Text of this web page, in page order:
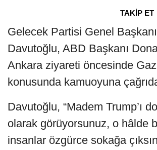
TAKİP ET
Gelecek Partisi Genel
Davutoğlu, ABD Başkanı
Ankara ziyareti öncesinde
konusunda kamuoyuna
Davutoğlu, “Madem Trump’ı
olarak görüyorsunuz, o hâlde
insanlar özgürce sokağa